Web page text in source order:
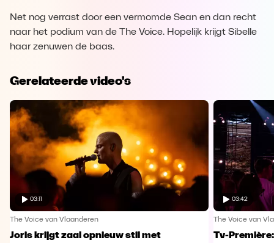
Net nog verrast door een vermomde Sean en dan recht
naar het podium van de The Voice. Hopelijk krijgt Sibelle
haar zenuwen de baas.
Gerelateerde video's
03:11
The Voice van Vlaanderen
Joris krijgt zaal opnieuw stil met
03:42
The Voice van
Tv-